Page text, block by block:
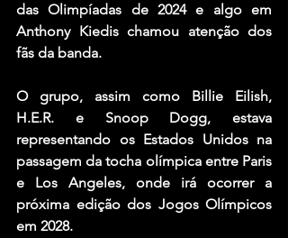
das Olimpíadas de 2024 e algo em
Anthony Kiedis chamou atenção dos
fãs da banda.
O grupo, assim como Billie Eilish,
H.E.R. e Snoop Dogg, estava
representando os Estados Unidos na
passagem da tocha olímpica entre Paris
e Los Angeles, onde irá ocorrer a
próxima edição dos Jogos Olímpicos
em 2028.